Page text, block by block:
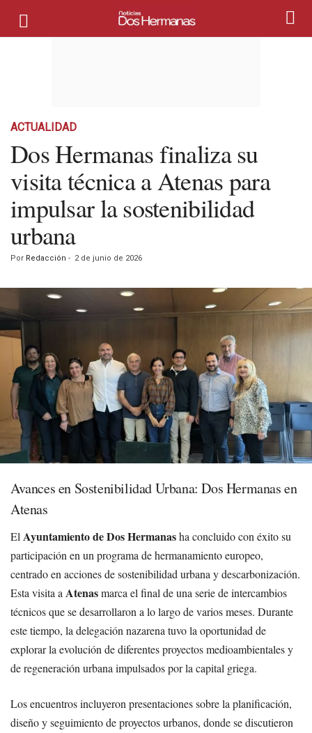
ACTUALIDAD
Dos Hermanas finaliza su
visita técnica a Atenas para
impulsar la sostenibilidad
urbana
Por Redacción - 2 de junio de 2026
Avances en Sostenibilidad Urbana: Dos Hermanas en
Atenas
El Ayuntamiento de Dos Hermanasha concluido con éxito su
participación en un programa de hermanamiento europeo,
centrado en acciones de sostenibilidad urbana y descarbonización.
Esta visita a Atenasmarca el final de una serie de intercambios
técnicos que se desarrollaron a lo largo de varios meses. Durante
este tiempo, la delegación nazarena tuvo la oportunidad de
explorar la evolución de diferentes proyectos medioambientales y
de regeneración urbana impulsados por la capital griega.
Los encuentros incluyeron presentaciones sobre la planificación,
diseño y seguimiento de proyectos urbanos, donde se discutieron